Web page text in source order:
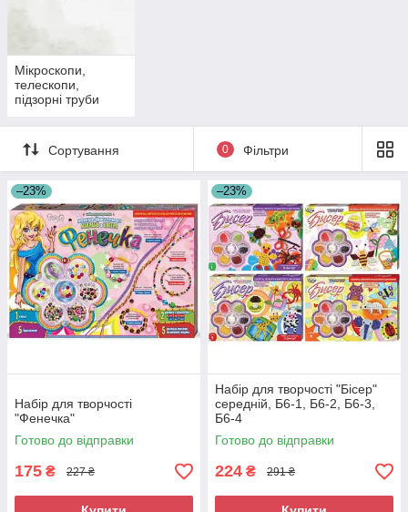
Мікроскопи,
телескопи,
підзорні труби
Сортування 0 Фільтри
–23%
Набір для творчості
"Фенечка"
Готово до відправки
175 ₴ 227 ₴
–23%
Набір для творчості "Бісер"
середній, Б6-1, Б6-2, Б6-3,
Б6-4
Готово до відправки
224 ₴ 291 ₴